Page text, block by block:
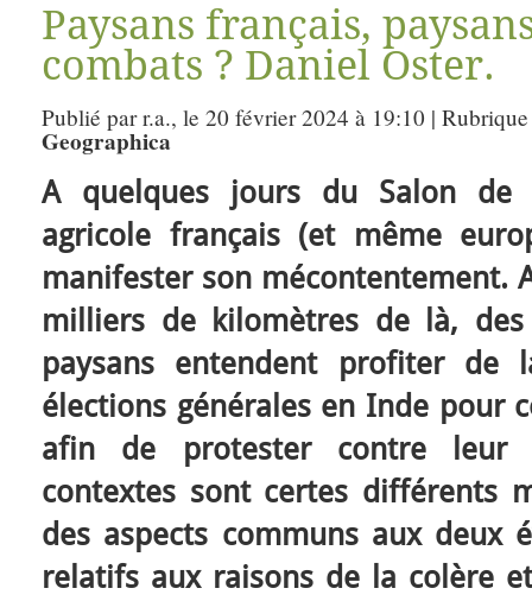
Paysans français,
combats ? Daniel Oster.
Publié par r.a., le 20 février 2024 à 19:10 |
Geographica
A quelques jours du Salon de
agricole français (et même
manifester son mécontentement.
milliers de kilomètres de là,
paysans entendent profiter de
élections générales en Inde pour
afin de protester contre leur
contextes sont certes différents
des aspects communs aux deux
relatifs aux raisons de la colère